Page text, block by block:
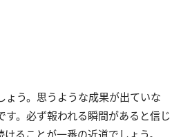
ょう。思うような成果が出ていな
す。必ず報われる瞬間があると信じ